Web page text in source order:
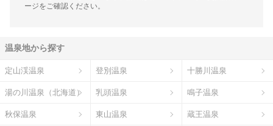
ージをご確認ください。
温泉地から探す
定山渓温泉 登別温泉 十勝川温泉
湯の川温泉（北海道） 乳頭温泉 鳴子温泉
秋保温泉 東山温泉 蔵王温泉